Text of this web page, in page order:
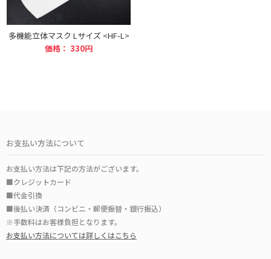
多機能立体マスク Lサイズ <HF-L>
価格： 330円
お支払い方法について
お支払い方法は下記の方法がございます。
■クレジットカード
■代金引換
■後払い決済（コンビニ・郵便振替・銀行振込）
※手数料はお客様負担となります。
お支払い方法については詳しくはこちら